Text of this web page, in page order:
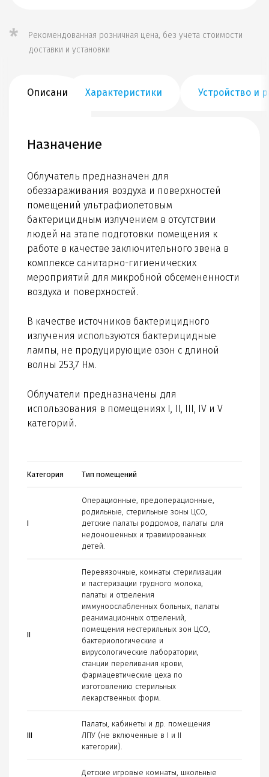
*
Рекомендованная розничная цена, без учета стоимости
доставки и установки
Описание Характеристики Устройство и
Назначение
Облучатель предназначен для
обеззараживания воздуха и поверхностей
помещений ультрафиолетовым
бактерицидным излучением в отсутствии
людей на этапе подготовки помещения к
работе в качестве заключительного звена в
комплексе санитарно-гигиенических
мероприятий для микробной обсемененности
воздуха и поверхностей.
В качестве источников бактерицидного
излучения используются бактерицидные
лампы, не продуцирующие озон с длиной
волны 253,7 Нм.
Облучатели предназначены для
использования в помещениях I, II, III, IV и V
категорий.
Категория Тип помещений
I
Операционные, предоперационные,
родильные, стерильные зоны ЦСО,
детские палаты роддомов, палаты для
недоношенных и травмированных
детей.
II
Перевязочные, комнаты стерилизации
и пастеризации грудного молока,
палаты и отделения
иммуноослабленных больных, палаты
реанимационных отделений,
помещения нестерильных зон ЦСО,
бактериологические и
вирусологические лаборатории,
станции переливания крови,
фармацевтические цеха по
изготовлению стерильных
лекарственных форм.
III
Палаты, кабинеты и др. помещения
ЛПУ (не включенные в I и II
категории).
Детские игровые комнаты, школьные